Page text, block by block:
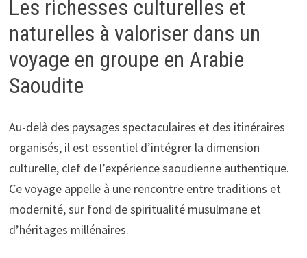
Les richesses culturelles et
naturelles à valoriser dans un
voyage en groupe en Arabie
Saoudite
Au-delà des paysages spectaculaires et des itinéraires
organisés, il est essentiel d’intégrer la dimension
culturelle, clef de l’expérience saoudienne authentique.
Ce voyage appelle à une rencontre entre traditions et
modernité, sur fond de spiritualité musulmane et
d’héritages millénaires.